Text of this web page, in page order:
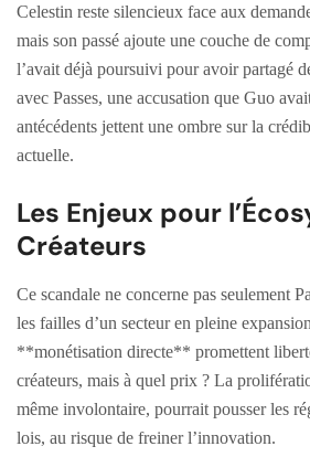
Celestin reste silencieux face aux
mais son passé ajoute une couche de
l’avait déjà poursuivi pour avoir partagé
avec Passes, une accusation que Guo
antécédents jettent une ombre sur la
actuelle.
Les Enjeux pour
Créateurs
Ce scandale ne concerne pas seulement
les failles d’un secteur en pleine
**monétisation directe** promettent
créateurs, mais à quel prix ? La
même involontaire, pourrait pousser les
lois, au risque de freiner l’innovation.